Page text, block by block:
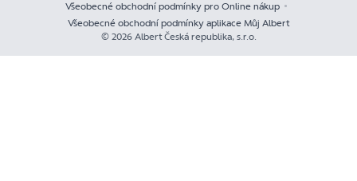
Všeobecné obchodní podmínky pro Online nákup
Všeobecné obchodní podmínky aplikace Můj Albert
© 2026 Albert Česká republika, s.r.o.